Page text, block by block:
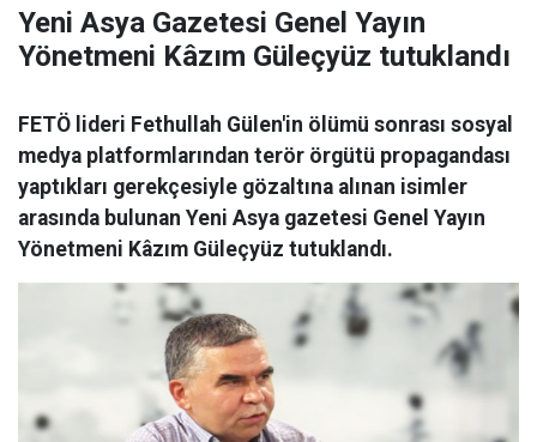
Yeni Asya Gazetesi Genel Yayın
Yönetmeni Kâzım Güleçyüz tutuklandı
FETÖ lideri Fethullah Gülen'in ölümü sonrası sosyal
medya platformlarından terör örgütü propagandası
yaptıkları gerekçesiyle gözaltına alınan isimler
arasında bulunan Yeni Asya gazetesi Genel Yayın
Yönetmeni Kâzım Güleçyüz tutuklandı.